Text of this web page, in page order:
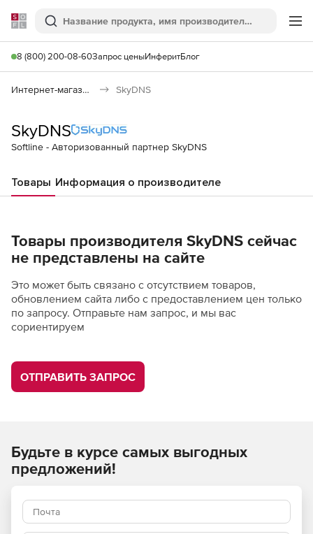
Softline
Поиск
8 (800) 200-08-60Запрос ценыИнферитБлог
Интернет-магазин SkyDNS
SkyDNS
Softline - Авторизованный партнер SkyDNS
Товары Информация о производителе
Товары производителя SkyDNS сейчас
не представлены на сайте
Это может быть связано с отсутствием товаров,
обновлением сайта либо с предоставлением цен только
по запросу. Отправьте нам запрос, и мы вас
сориентируем
ОТПРАВИТЬ ЗАПРОС
Будьте в курсе самых выгодных
предложений!